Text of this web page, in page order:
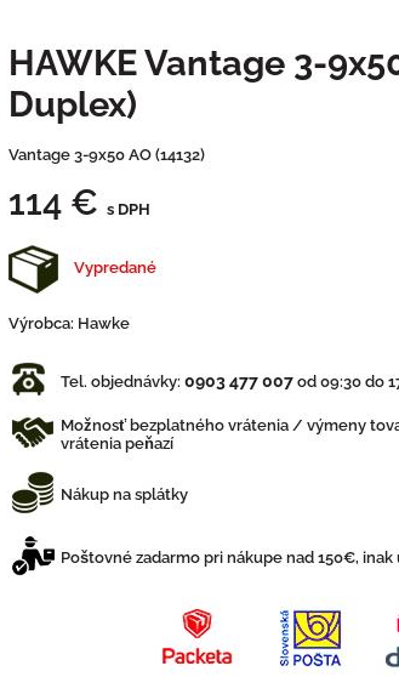
HAWKE Vantage 3-
Duplex)
Vantage 3-9x50 AO (14132)
114 € s DPH
Vypredané
Výrobca: Hawke
Tel. objednávky: 0903 477 007 od 09:30 do
Možnosť bezplatného vrátenia / výmeny
vrátenia peňazí
Nákup na splátky
Poštovné zadarmo pri nákupe nad 150€, inak